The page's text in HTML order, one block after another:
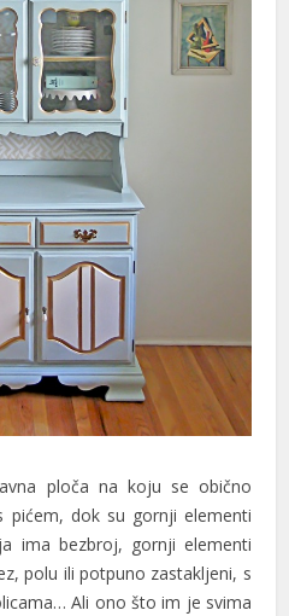
ploča na koju se obično
pićem, dok su gornji elementi
ima bezbroj, gornji elementi
polu ili potpuno zastakljeni, s
Ali ono što im je svima